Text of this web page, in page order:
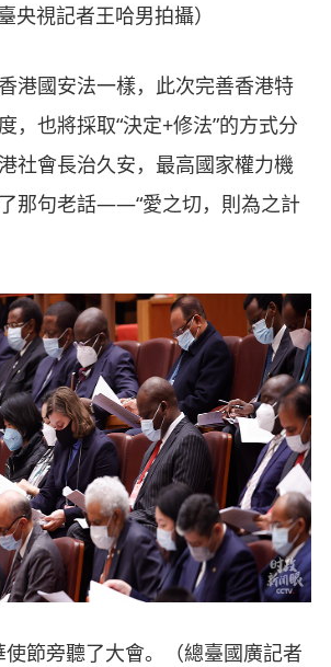
臺央視記者王哈男拍攝）
國安法一樣，此次完善香港特
，也將採取“決定+修法”的方式分
社會長治久安，最高國家權力機
那句老話——“愛之切，則為之計
旁聽了大會。（總臺國廣記者